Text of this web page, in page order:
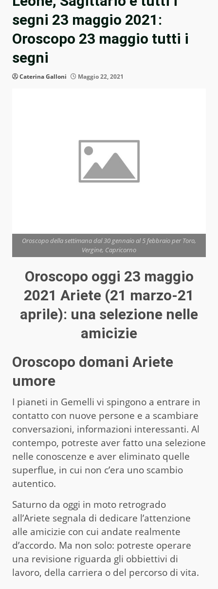
segni 23 maggio 2021:
Oroscopo 23 maggio tutti i
segni
Caterina Galloni Maggio 22, 2021
Oroscopo della settimana dal 30 gennaio al 5 febbraio per Toro,
Vergine, Capricorno
Oroscopo oggi 23 maggio
2021 Ariete (21 marzo-21
aprile): una selezione nelle
amicizie
Oroscopo domani Ariete
umore
I pianeti in Gemelli vi spingono a entrare in
contatto con nuove persone e a scambiare
conversazioni, informazioni interessanti. Al
contempo, potreste aver fatto una selezione
nelle conoscenze e aver eliminato quelle
superflue, in cui non c’era uno scambio
autentico.
Saturno da oggi in moto retrogrado
all’Ariete segnala di dedicare l’attenzione
alle amicizie con cui andate realmente
d’accordo. Ma non solo: potreste operare
una revisione riguarda gli obbiettivi di
lavoro, della carriera o del percorso di vita.